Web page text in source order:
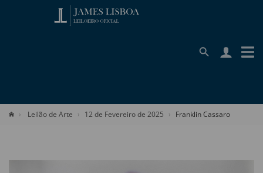
Leilão de Arte 12 de Fevereiro de 2025 Franklin Cassaro